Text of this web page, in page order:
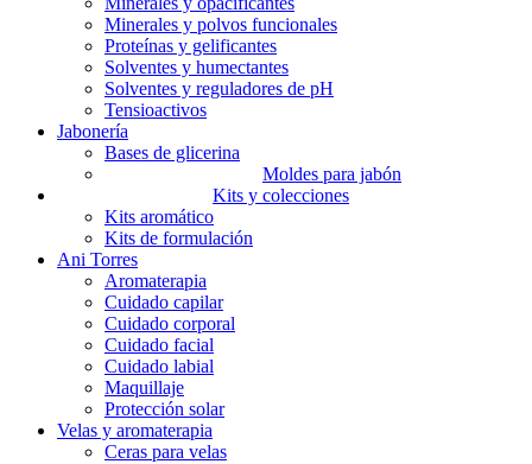
Minerales y polvos funcionales
Proteínas y gelificantes
Solventes y humectantes
Solventes y reguladores de pH
Tensioactivos
Jabonería
Bases de glicerina
Moldes para jabón
Kits y colecciones
Kits aromático
Kits de formulación
Ani Torres
Aromaterapia
Cuidado capilar
Cuidado corporal
Cuidado facial
Cuidado labial
Maquillaje
Protección solar
Velas y aromaterapia
Ceras para velas